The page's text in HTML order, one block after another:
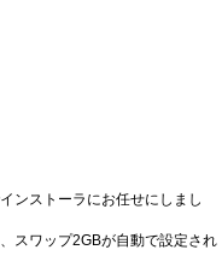
ンストーラにお任せにしまし
スワップ2GBが自動で設定され